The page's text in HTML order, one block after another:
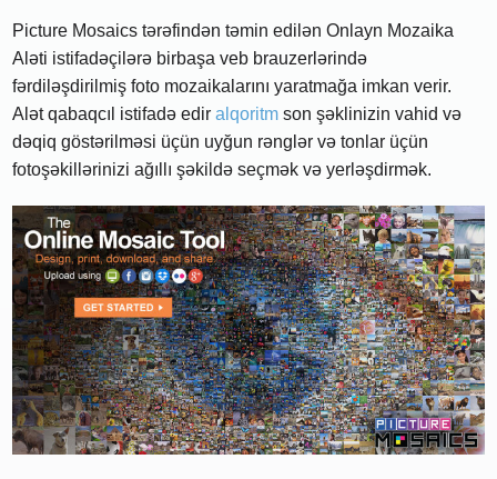
Picture Mosaics tərəfindən təmin edilən Onlayn Mozaika
Aləti istifadəçilərə birbaşa veb brauzerlərində
fərdiləşdirilmiş foto mozaikalarını yaratmağa imkan verir.
Alət qabaqcıl istifadə ediralqoritm son şəklinizin vahid və
dəqiq göstərilməsi üçün uyğun rənglər və tonlar üçün
fotoşəkillərinizi ağıllı şəkildə seçmək və yerləşdirmək.